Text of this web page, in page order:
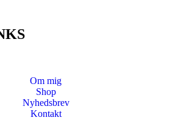
Om mig
Shop
Nyhedsbrev
Kontakt